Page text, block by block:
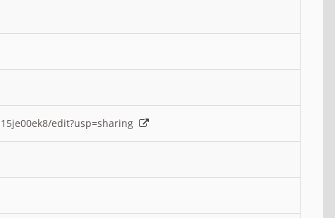
edit?usp=sharing